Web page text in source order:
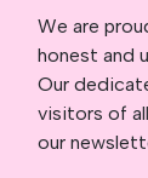
We are
honest and
Our
visitors of
our